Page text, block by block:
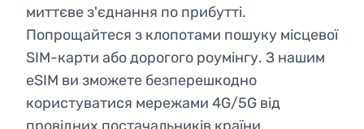
миттєве з'єднання по прибутті.
Попрощайтеся з клопотами пошуку місцевої
SIM-карти або дорогого роумінгу. З нашим
eSIM ви зможете безперешкодно
користуватися мережами 4G/5G від